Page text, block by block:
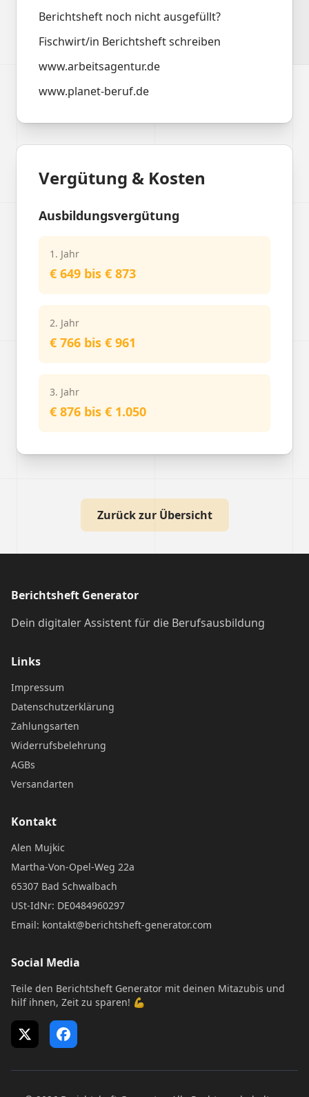
Berichtsheft noch nicht ausgefüllt?
Fischwirt/in Berichtsheft schreiben
www.arbeitsagentur.de
www.planet-beruf.de
Vergütung & Kosten
Ausbildungsvergütung
1. Jahr
€ 649 bis € 873
2. Jahr
€ 766 bis € 961
3. Jahr
€ 876 bis € 1.050
Zurück zur Übersicht
Berichtsheft Generator
Dein digitaler Assistent für die Berufsausbildung
Links
Impressum
Datenschutzerklärung
Zahlungsarten
Widerrufsbelehrung
AGBs
Versandarten
Kontakt
Alen Mujkic
Martha-Von-Opel-Weg 22a
65307 Bad Schwalbach
USt-IdNr: DE0484960297
Email: kontakt@berichtsheft-generator.com
Social Media
Teile den Berichtsheft Generator mit deinen Mitazubis und
hilf ihnen, Zeit zu sparen! 💪
X (Twitter)Facebook